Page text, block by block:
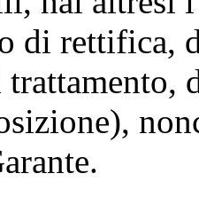
di rettifica,